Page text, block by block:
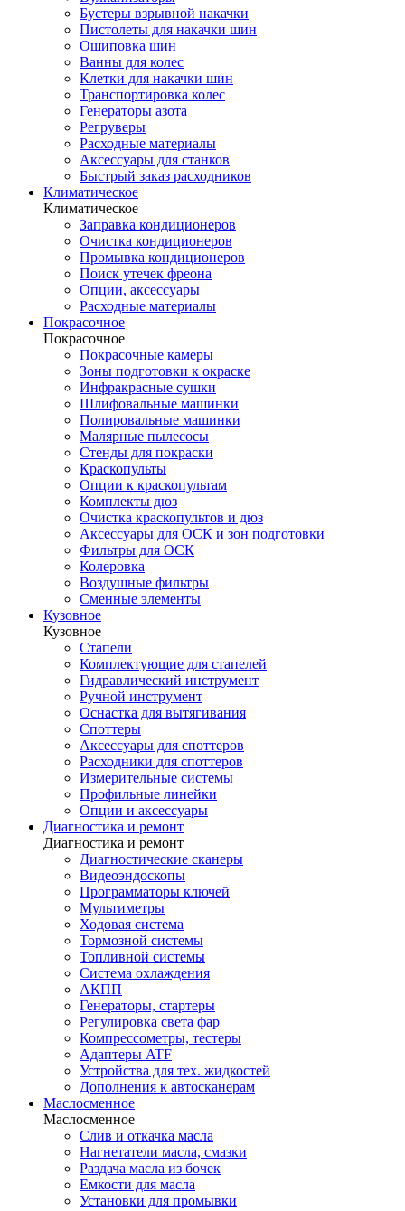
Бустеры взрывной накачки
Пистолеты для накачки шин
Ошиповка шин
Ванны для колес
Клетки для накачки шин
Транспортировка колес
Генераторы азота
Регруверы
Расходные материалы
Аксессуары для станков
Быстрый заказ расходников
Климатическое
Климатическое
Заправка кондиционеров
Очистка кондиционеров
Промывка кондиционеров
Поиск утечек фреона
Опции, аксессуары
Расходные материалы
Покрасочное
Покрасочное
Покрасочные камеры
Зоны подготовки к окраске
Инфракрасные сушки
Шлифовальные машинки
Полировальные машинки
Малярные пылесосы
Стенды для покраски
Краскопульты
Опции к краскопультам
Комплекты дюз
Очистка краскопультов и дюз
Аксессуары для ОСК и зон подготовки
Фильтры для ОСК
Колеровка
Воздушные фильтры
Сменные элементы
Кузовное
Кузовное
Стапели
Комплектующие для стапелей
Гидравлический инструмент
Ручной инструмент
Оснастка для вытягивания
Споттеры
Аксессуары для споттеров
Расходники для споттеров
Измерительные системы
Профильные линейки
Опции и аксессуары
Диагностика и ремонт
Диагностика и ремонт
Диагностические сканеры
Видеоэндоскопы
Программаторы ключей
Мультиметры
Ходовая система
Тормозной системы
Топливной системы
Система охлаждения
АКПП
Генераторы, стартеры
Регулировка света фар
Компрессометры, тестеры
Адаптеры ATF
Устройства для тех. жидкостей
Дополнения к автосканерам
Маслосменное
Маслосменное
Слив и откачка масла
Нагнетатели масла, смазки
Раздача масла из бочек
Емкости для масла
Установки для промывки